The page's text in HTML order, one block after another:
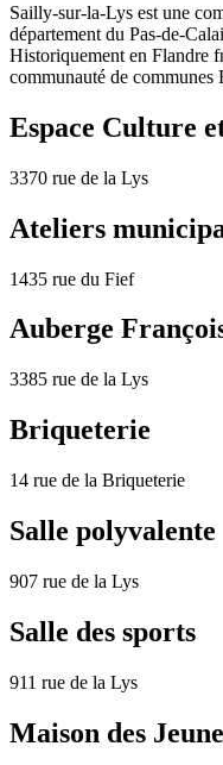
Sailly-sur-la-Lys est une
département du Pas-de-
Historiquement en Flandre
communauté de
Espace Culture
3370 rue de la Lys
Ateliers
1435 rue du Fief
Auberge
3385 rue de la Lys
Briqueterie
14 rue de la Briqueterie
Salle polyvalente
907 rue de la Lys
Salle des sports
911 rue de la Lys
Maison des